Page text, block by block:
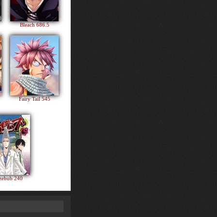
Bleach 686.5
Fairy Tail 545
240